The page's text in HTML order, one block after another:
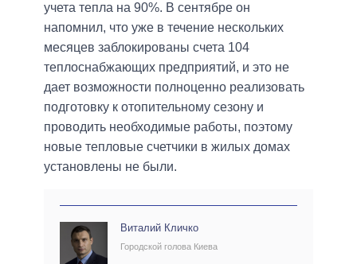
учета тепла на 90%. В сентябре он
напомнил, что уже в течение нескольких
месяцев заблокированы счета 104
теплоснабжающих предприятий, и это не
дает возможности полноценно реализовать
подготовку к отопительному сезону и
проводить необходимые работы, поэтому
новые тепловые счетчики в жилых домах
установлены не были.
Виталий Кличко
Городской голова Киева